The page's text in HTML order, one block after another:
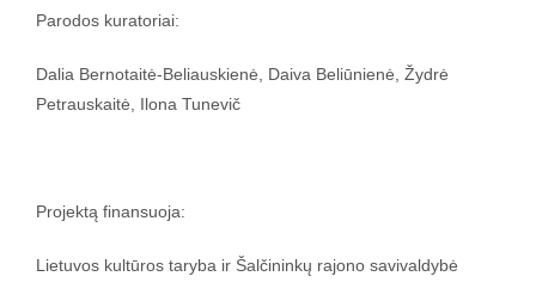
Parodos kuratoriai:
Dalia Bernotaitė-Beliauskienė, Daiva Beliūnienė, Žydrė
Petrauskaitė, Ilona Tunevič
Projektą finansuoja:
Lietuvos kultūros taryba ir Šalčininkų rajono savivaldybė